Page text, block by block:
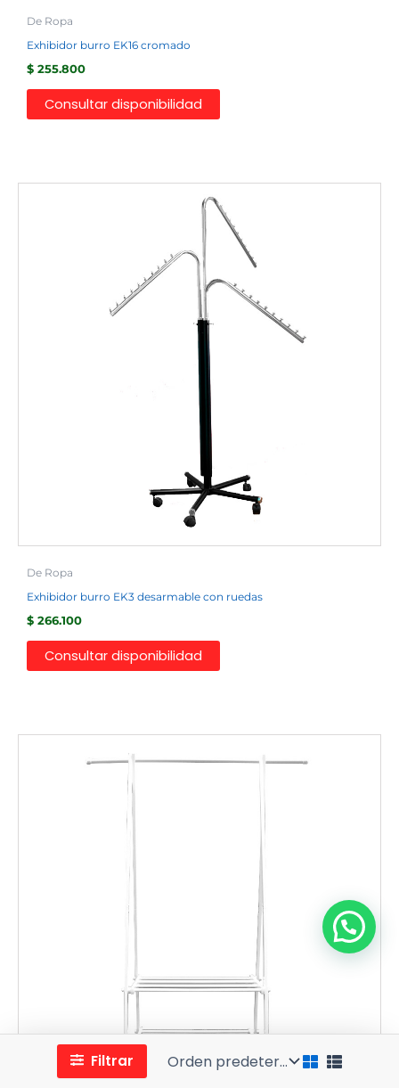
Filtrar
De Ropa
Exhibidor burro EK16 cromado
$ 255.800
Consultar disponibilidad
De Ropa
Exhibidor burro EK3 desarmable con ruedas
$ 266.100
Consultar disponibilidad